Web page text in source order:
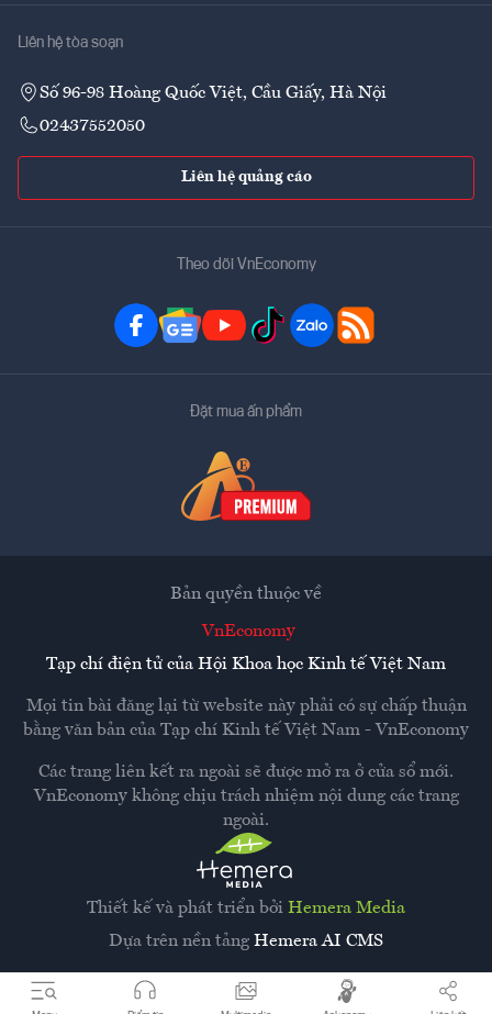
Liên hệ tòa soạn
Số 96-98 Hoàng Quốc Việt, Cầu Giấy, Hà Nội
02437552050
Liên hệ quảng cáo
Theo dõi VnEconomy
Đặt mua ấn phẩm
Thiết kế và phát triển bởi Hemera Media
Dựa trên nền tảng Hemera AI CMS
Bản quyền thuộc về
VnEconomy
Tạp chí điện tử của Hội Khoa học Kinh tế Việt Nam
Mọi tin bài đăng lại từ website này phải có sự chấp thuận
bằng văn bản của Tạp chí Kinh tế Việt Nam - VnEconomy
Các trang liên kết ra ngoài sẽ được mở ra ở cửa sổ mới.
VnEconomy không chịu trách nhiệm nội dung các trang
ngoài.